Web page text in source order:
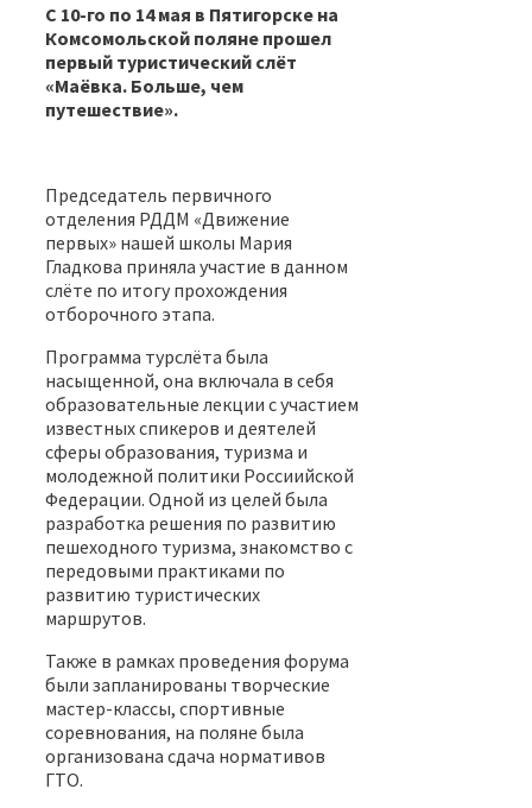
С 10-го по 14 мая в Пятигорске на
Комсомольской поляне прошел
первый туристический слёт
«Маёвка. Больше, чем
путешествие».
Председатель первичного
отделения РДДМ «Движение
первых» нашей школы Мария
Гладкова приняла участие в данном
слёте по итогу прохождения
отборочного этапа.
Программа турслёта была
насыщенной, она включала в себя
образовательные лекции с участием
известных спикеров и деятелей
сферы образования, туризма и
молодежной политики Россиийской
Федерации. Одной из целей была
разработка решения по развитию
пешеходного туризма, знакомство с
передовыми практиками по
развитию туристических
маршрутов.
Также в рамках проведения форума
были запланированы творческие
мастер-классы, спортивные
соревнования, на поляне была
организована сдача нормативов
ГТО.